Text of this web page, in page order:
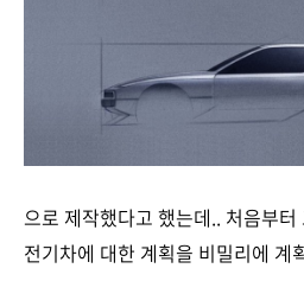
으로 제작했다고 했는데.. 처음부
전기차에 대한 계획을 비밀리에 계